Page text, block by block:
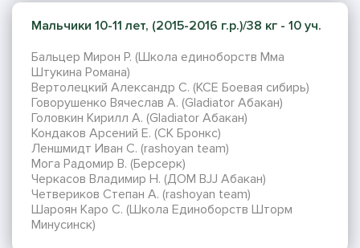
Мальчики 10-11 лет, (2015-2016 г.р.)/38 кг - 10 уч.
Бальцер Мирон Р. (Школа единоборств Мма
Штукина Романа)
Вертолецкий Александр С. (KCE Боевая сибирь)
Говорушенко Вячеслав А. (Gladiator Абакан)
Головкин Кирилл А. (Gladiator Абакан)
Кондаков Арсений Е. (СК Бронкс)
Леншмидт Иван С. (rashoyan team)
Мога Радомир В. (Берсерк)
Черкасов Владимир Н. (ДОМ BJJ Абакан)
Четвериков Степан А. (rashoyan team)
Шароян Каро С. (Школа Единоборств Шторм
Минусинск)